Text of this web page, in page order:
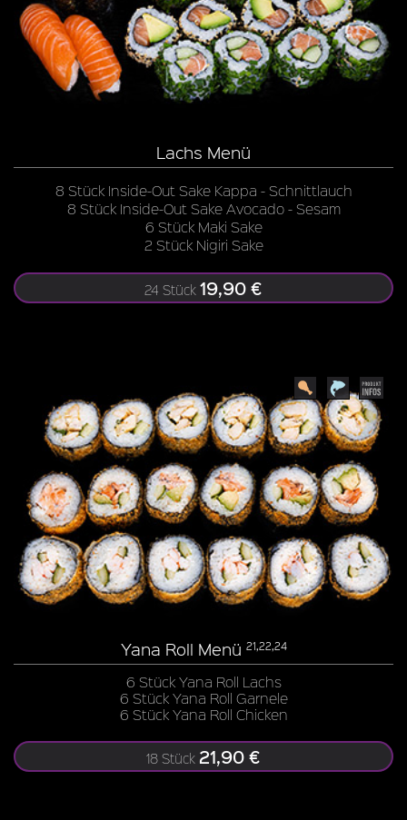
Lachs Menü
8 Stück Inside-Out Sake Kappa - Schnittlauch
8 Stück Inside-Out Sake Avocado - Sesam
6 Stück Maki Sake
2 Stück Nigiri Sake
24 Stück 19,90 €
Yana Roll Menü 21,22,24
6 Stück Yana Roll Lachs
6 Stück Yana Roll Garnele
6 Stück Yana Roll Chicken
18 Stück 21,90 €